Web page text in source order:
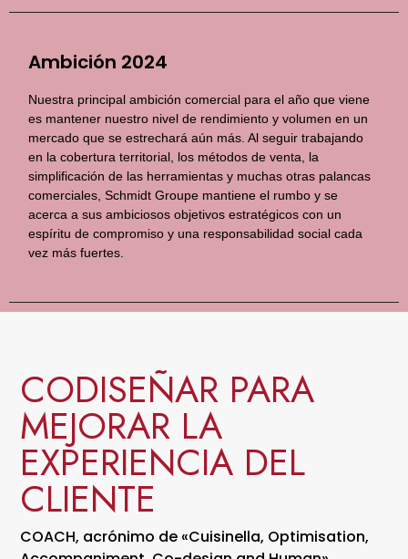
Ambición 2024
Nuestra principal ambición comercial para el año que viene
es mantener nuestro nivel de rendimiento y volumen en un
mercado que se estrechará aún más. Al seguir trabajando
en la cobertura territorial, los métodos de venta, la
simplificación de las herramientas y muchas otras palancas
comerciales, Schmidt Groupe mantiene el rumbo y se
acerca a sus ambiciosos objetivos estratégicos con un
espíritu de compromiso y una responsabilidad social cada
vez más fuertes.
CODISEÑAR PARA
MEJORAR LA
EXPERIENCIA DEL
CLIENTE
COACH, acrónimo de «Cuisinella, Optimisation,